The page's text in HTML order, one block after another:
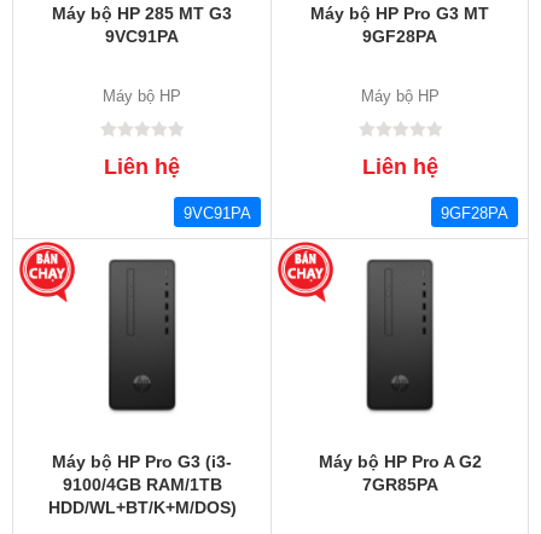
Máy bộ HP 285 MT G3
9VC91PA
Máy bộ HP
Liên hệ
9VC91PA
Máy bộ HP Pro G3 MT
9GF28PA
Máy bộ HP
Liên hệ
9GF28PA
Máy bộ HP Pro G3 (i3-
9100/4GB RAM/1TB
HDD/WL+BT/K+M/DOS)
Máy bộ HP Pro A G2
7GR85PA